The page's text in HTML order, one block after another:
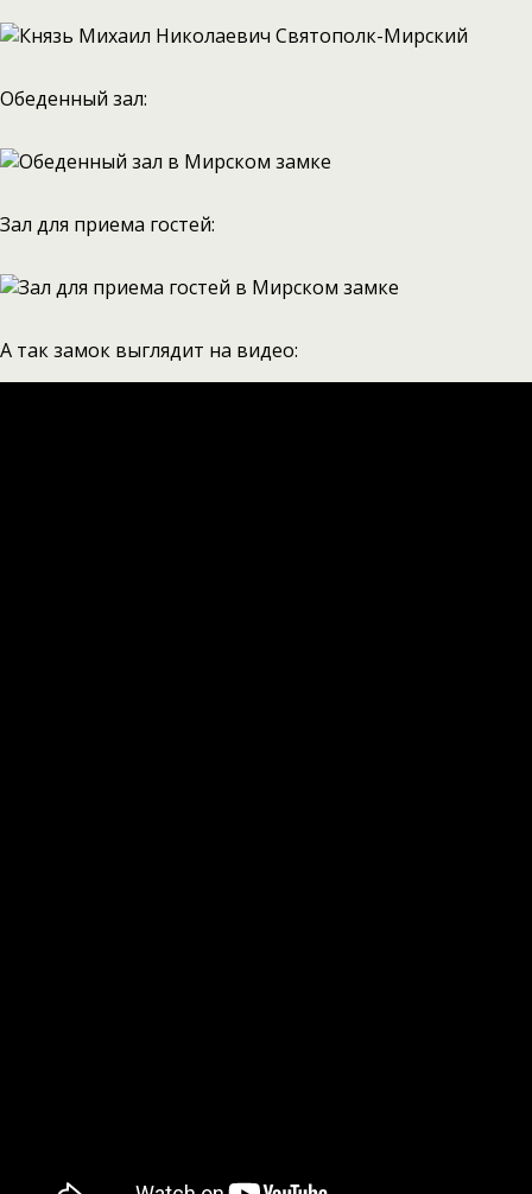
Обеденный зал:
Зал для приема гостей:
А так замок выглядит на видео: